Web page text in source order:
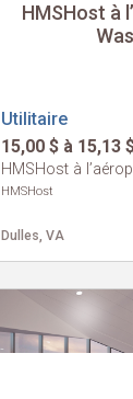
HMSHost à
Utilitaire
15,00 $ à 15,13
HMSHost
Dulles, VA